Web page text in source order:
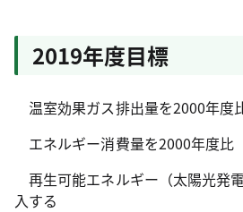
2019年度目標
温室効果ガス排出量を2000年
エネルギー消費量を2000年度
再生可能エネルギー（太陽光発
入する